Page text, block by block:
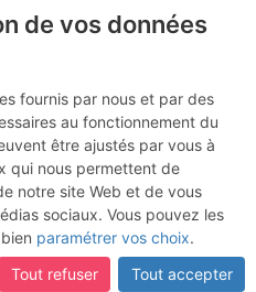
bloc session
de vos données
fournis par nous et par des
au fonctionnement du
être ajustés par vous à
qui nous permettent de
notre site Web et de vous
sociaux. Vous pouvez les
paramétrer vos choix.
Tout refuser
Tout accepter